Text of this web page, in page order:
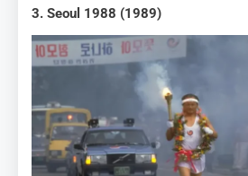
3. Seoul 1988 (1989)